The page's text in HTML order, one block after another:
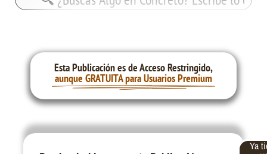
Esta Publicación es de Acceso Restringido,
aunque GRATUITA para Usuarios Premium
CorreoYa